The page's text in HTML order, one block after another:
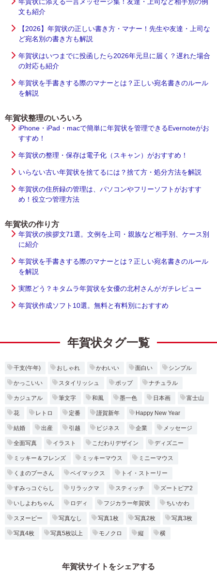
文も紹介
【2026】年賀状の正しい書き方・マナー！先生や友達・上司な
ど宛名別の書き方も解説
年賀状はいつまでに投函したら2026年元旦に届く？遅れた場合
の対応も紹介
年賀状を手書きする際のマナーとは？正しい宛名書きのルール
を解説
年賀状整理のいろいろ
iPhone・iPad・macで簡単に年賀状を管理できるEvernoteがお
すすめ！
年賀状の整理・保存は電子化（スキャン）がおすすめ！
いらない古い年賀状を捨てるには？捨て方・処分方法を解説
年賀状の住所録の管理は、パソコンやフリーソフトがおすす
め！役立つ管理方法
年賀状の作り方
年賀状の挨拶文71選。文例を上司・親族など相手別、ケース別
に紹介
年賀状を手書きする際のマナーとは？正しい宛名書きのルール
を解説
実際どう？キタムラ年賀状を女優の北村さんがガチレビュー
年賀状作成ソフト10選。無料と有料別におすすめ
年賀状タグ一覧
干支(午年) おしゃれ かわいい 面白い シンプル
かっこいい スタイリッシュ ポップ ナチュラル
カジュアル 筆文字 和風 墨一色 日本画 富士山
花 レトロ 定番 謹賀新年 Happy New Year
結婚 出産 引越 ビジネス 企業 メッセージ
全面写真 イラスト こだわりデザイン ディズニー
ミッキー＆フレンズ ミッキーマウス ミニーマウス
くまのプーさん ベイマックス トイ・ストーリー
すみっコぐらし リラックマ スティッチ ズートピア2
いしよわちゃん ロディ フジカラー年賀状 ちいかわ
スヌーピー 写真なし 写真1枚 写真2枚 写真3枚
写真4枚 写真5枚以上 モノクロ 縦 横
年賀状サイトをシェアする